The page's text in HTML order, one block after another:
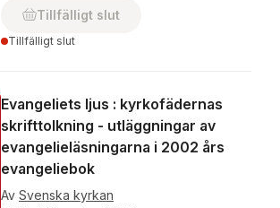
Tillfälligt slut
Tillfälligt slut
Evangeliets ljus : kyrkofädernas
skrifttolkning - utläggningar av
evangelieläsningarna i 2002 års
evangeliebok
Av Svenska kyrkan